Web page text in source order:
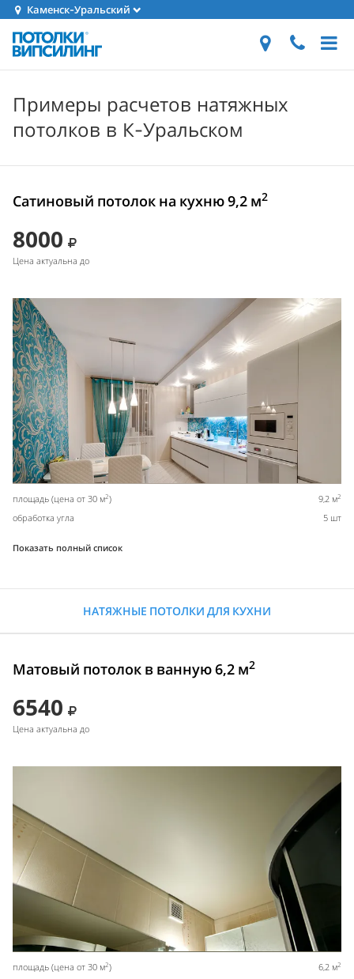
Каменск-Уральский
Примеры расчетов натяжных
потолков в К-Уральском
Сатиновый потолок на кухню 9,2 м2
8000
Цена актуальна до
площадь (цена от 30 м2) 9,2 м2
обработка угла 5 шт
Показать полный список
НАТЯЖНЫЕ ПОТОЛКИ ДЛЯ КУХНИ
Матовый потолок в ванную 6,2 м2
6540
Цена актуальна до
площадь (цена от 30 м2) 6,2 м2